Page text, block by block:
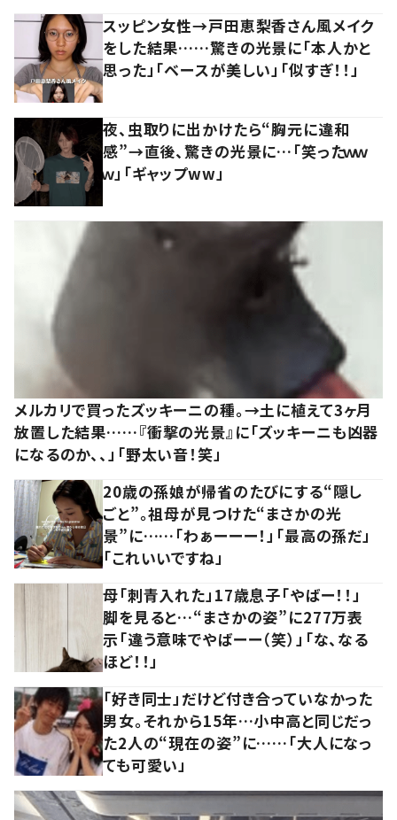
スッピン女性→戸田恵梨香さん風メイク
をした結果……驚きの光景に「本人かと
思った」「ベースが美しい」「似すぎ！！」
夜、虫取りに出かけたら“胸元に違和
感”→直後、驚きの光景に…「笑ったｗｗ
ｗ」「ギャップww」
メルカリで買ったズッキーニの種。→土に植えて3ヶ月
放置した結果……『衝撃の光景』に「ズッキーニも凶器
になるのか、、」「野太い音！笑」
20歳の孫娘が帰省のたびにする“隠し
ごと”。祖母が見つけた“まさかの光
景”に……「わぁーーー！」「最高の孫だ」
「これいいですね」
母「刺青入れた」17歳息子「やばー！！」
脚を見ると…“まさかの姿”に277万表
示「違う意味でやばーー（笑）」「な、なる
ほど！！」
「好き同士」だけど付き合っていなかった
男女。それから15年…小中高と同じだっ
た2人の“現在の姿”に……「大人になっ
ても可愛い」